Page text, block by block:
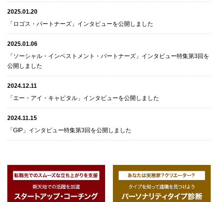
2025.01.20
「ロゴス・パートナーズ」インタビューを公開しました
2025.01.06
「ソーシャル・インベストメント・パートナーズ」インタビュー特集第3回を
公開しました
2024.12.11
「エー・アイ・キャピタル」インタビューを公開しました
2024.11.15
「GIP」インタビュー特集第3回を公開しました